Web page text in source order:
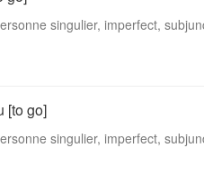
singulier, imperfect,
[to go]
singulier, imperfect,